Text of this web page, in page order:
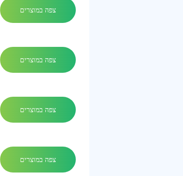
צפה במוצרים
צפה במוצרים
צפה במוצרים
צפה במוצרים